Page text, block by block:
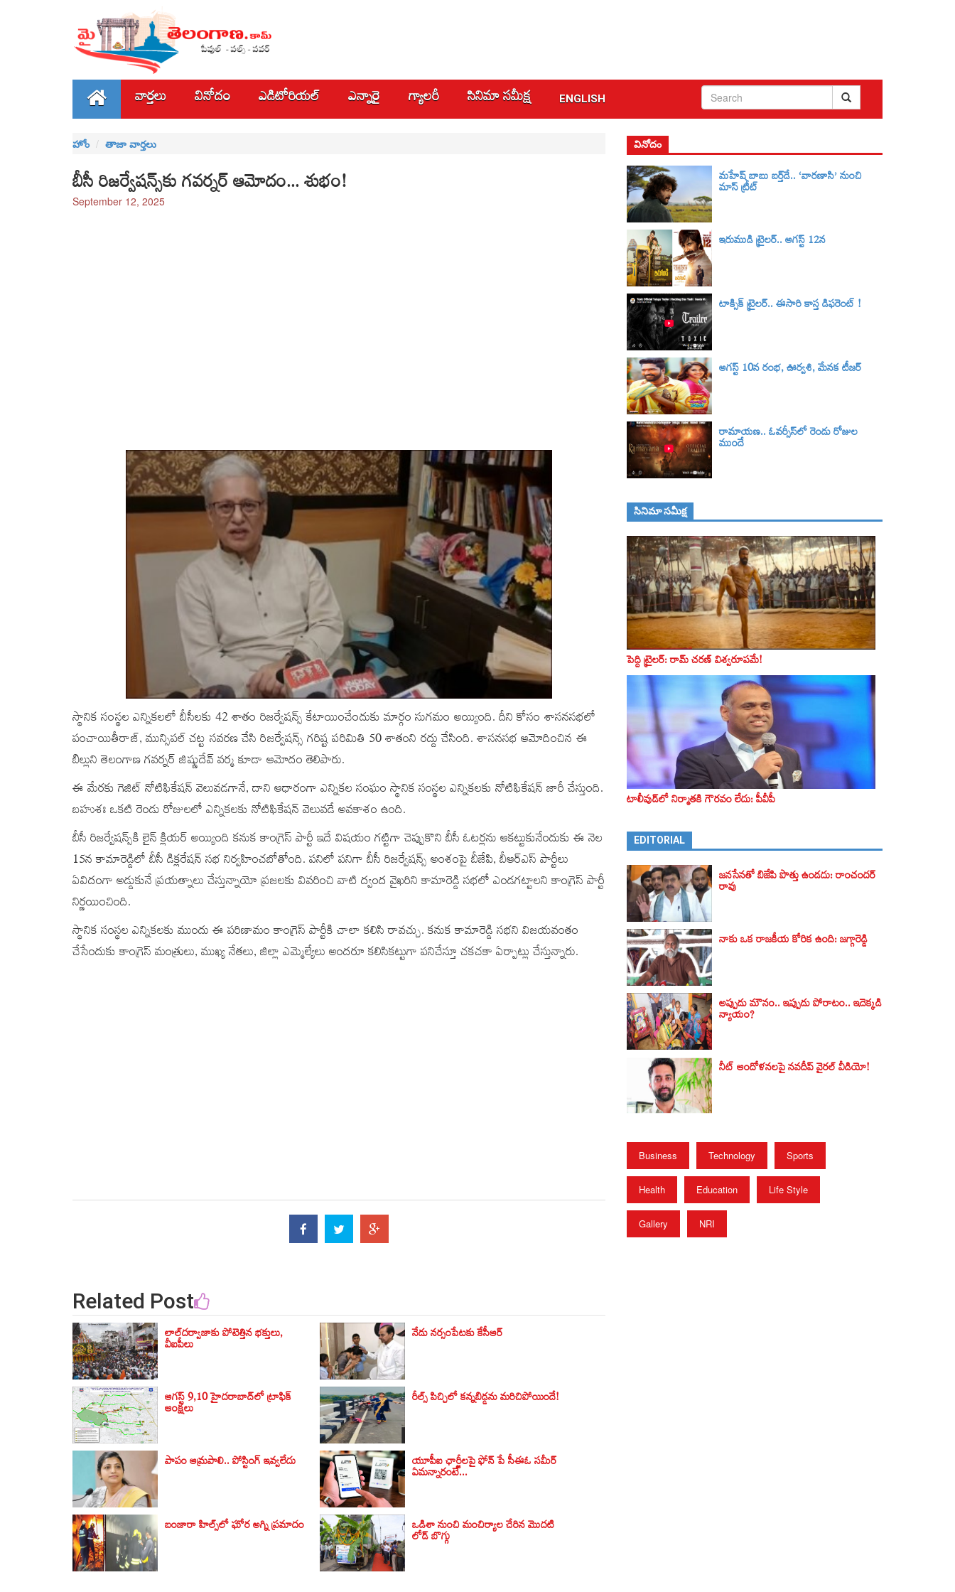
వార్తలు వినోదం ఎడిటోరియల్ ఎన్నారై గ్యాలరీ సినిమా స‌మీక్ష ENGLISH
హోం తాజా వార్తలు
బీసీ రిజర్వేషన్స్‌కు గవర్నర్ ఆమోదం... శుభం!
September 12, 2025
స్థానిక సంస్థల ఎన్నికలలో బీసీలకు 42 శాతం రిజర్వేషన్స్‌ కేటాయించేందుకు మార్గం సుగమం అయ్యింది. దీని కోసం శాసనసభలో
పంచాయితీరాజ్‌, మున్సిపల్‌ చట్ట సవరణ చేసి రిజర్వేషన్స్‌ గరిష్ట పరిమితి 50 శాతంని రద్దు చేసింది. శాసనసభ ఆమోదించిన ఈ
బిల్లుని తెలంగాణ గవర్నర్‌ జిష్ణుదేవ్ వర్మ కూడా ఆమోదం తెలిపారు.
ఈ మేరకు గెజిట్ నోటిఫికేషన్ వెలువడగానే, దాని ఆధారంగా ఎన్నికల సంఘం స్థానిక సంస్థల ఎన్నికలకు నోటిఫికేషన్ జారీ చేస్తుంది.
బహుశః ఒకటి రెండు రోజులలో ఎన్నికలకు నోటిఫికేషన్ వెలువడే అవకాశం ఉంది.
బీసీ రిజర్వేషన్స్‌కి లైన్ క్లియర్ అయ్యింది కనుక కాంగ్రెస్‌ పార్టీ ఇదే విషయం గట్టిగా చెప్పుకొని బీసీ ఓటర్లను ఆకట్టుకునేందుకు ఈ నెల
15న కామారెడ్డిలో బీసీ డిక్లరేషన్ సభ నిర్వహించబోతోంది. పనిలో పనిగా బీసీ రిజర్వేషన్స్‌ అంశంపై బీజేపి, బీఆర్ఎస్‌ పార్టీలు
ఏవిదంగా అడ్డుకునే ప్రయత్నాలు చేస్తున్నాయో ప్రజలకు వివరించి వాటి ద్వంద వైఖరిని కామారెడ్డి సభలో ఎండగట్టాలని కాంగ్రెస్‌ పార్టీ
నిర్ణయించింది.
స్థానిక సంస్థల ఎన్నికలకు ముందు ఈ పరిణామం కాంగ్రెస్‌ పార్టీకి చాలా కలిసి రావచ్చు. కనుక కామారెడ్డి సభని విజయవంతం
చేసేందుకు కాంగ్రెస్‌ మంత్రులు, ముఖ్య నేతలు, జిల్లా ఎమ్మెల్యేలు అందరూ కలిసికట్టుగా పనిచేస్తూ చకచకా ఏర్పాట్లు చేస్తున్నారు.
Related Post
లాల్‌దర్వాజాకు పోటెత్తిన భక్తులు,
వీఐపీలు
నేడు నర్సంపేటకు కేసీఆర్‌
ఆగస్ట్ 9,10 హైదరాబాద్‌లో ట్రాఫిక్
ఆంక్షలు
రీల్స్ పిచ్చిలో కన్నబిడ్డను మరిచిపోయిందే!
పాపం ఆమ్రపాలి.. పోస్టింగ్ ఇవ్వలేదు యూపీఐ ఛార్జీలపై ఫోన్ పే సీఈఓ సమీర్
ఏమన్నారంటే...
బంజారా హిల్స్‌లో ఘోర అగ్ని ప్రమాదం ఒడిశా నుంచి మంచిర్యాల చేరిన మొదటి
లోడ్ బొగ్గు
వినోదం
మహేష్ బాబు బర్త్‌డే.. ‘వారణాసి’ నుంచి
మాస్ ట్రీట్
ఇరుముడి ట్రైలర్‌.. ఆగస్ట్ 12న
టాక్సిక్‌ ట్రైలర్‌.. ఈసారి కాస్త డిఫరెంట్ !
ఆగస్ట్ 10న రంభ, ఊర్వశి, మేనక టీజర్‌
రామాయణ.. ఓవర్సీస్‌లో రెండు రోజుల
ముందే
సినిమా స‌మీక్ష
పెద్ది ట్రైలర్‌: రామ్‌ చరణ్‌ విశ్వరూపమే!
టాలీవుడ్‌లో నిర్మాతకి గౌరవం లేదు: పీవీపీ
EDITORIAL
జనసేనతో బిజేపి పొత్తు ఉండదు: రాంచందర్
రావు
నాకు ఒక రాజకీయ కోరిక ఉంది: జగ్గారెడ్డి
అప్పుడు మౌనం.. ఇప్పుడు పోరాటం.. ఇదెక్కడి
న్యాయం?
నీట్ ఆందోళనలపై నవదీప్ వైరల్ వీడియో!
Business Technology Sports
Health Education Life Style
Gallery NRI